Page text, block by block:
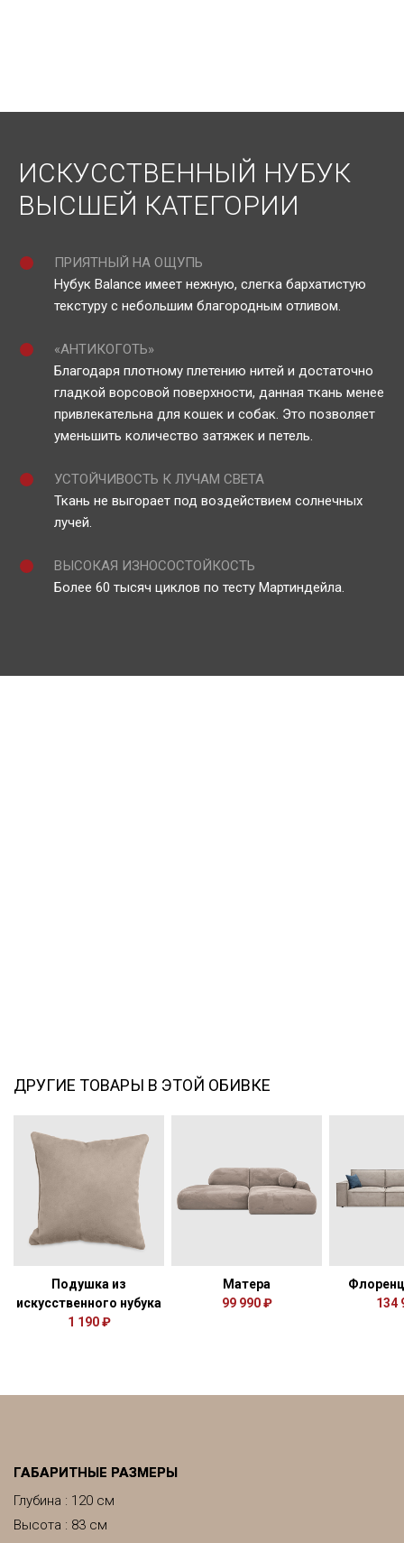
ИСКУССТВЕННЫЙ НУБУК
ВЫСШЕЙ КАТЕГОРИИ
ПРИЯТНЫЙ НА ОЩУПЬ
Нубук Balance имеет нежную, слегка бархатистую
текстуру с небольшим благородным отливом.
«АНТИКОГОТЬ»
Благодаря плотному плетению нитей и достаточно
гладкой ворсовой поверхности, данная ткань менее
привлекательна для кошек и собак. Это позволяет
уменьшить количество затяжек и петель.
УСТОЙЧИВОСТЬ К ЛУЧАМ СВЕТА
Ткань не выгорает под воздействием солнечных
лучей.
ВЫСОКАЯ ИЗНОСОСТОЙКОСТЬ
Более 60 тысяч циклов по тесту Мартиндейла.
ДРУГИЕ ТОВАРЫ В ЭТОЙ ОБИВКЕ
Подушка из
искусственного нубука
1 190 ₽
Матера
99 990 ₽
134
ГАБАРИТНЫЕ РАЗМЕРЫ
Глубина : 120 см
Высота : 83 см